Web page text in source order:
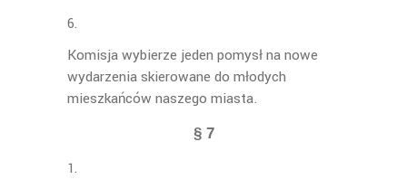
Komisja wybierze jeden pomysł na nowe
wydarzenia skierowane do młodych
mieszkańców naszego miasta.
§ 7